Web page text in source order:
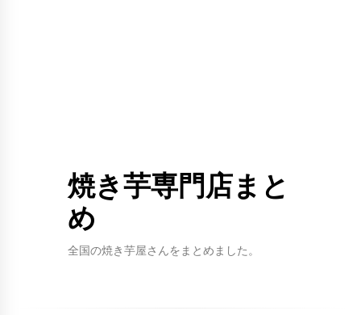
焼き芋専門店まと
め
全国の焼き芋屋さんをまとめました。